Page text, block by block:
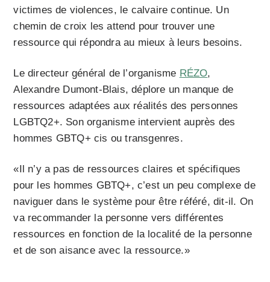
victimes de violences, le calvaire continue. Un
chemin de croix les attend pour trouver une
ressource qui répondra au mieux à leurs besoins.
Le directeur général de l’organisme RÉZO,
Alexandre Dumont-Blais, déplore un manque de
ressources adaptées aux réalités des personnes
LGBTQ2+. Son organisme intervient auprès des
hommes GBTQ+ cis ou transgenres.
«Il n’y a pas de ressources claires et spécifiques
pour les hommes GBTQ+, c’est un peu complexe de
naviguer dans le système pour être référé, dit-il. On
va recommander la personne vers différentes
ressources en fonction de la localité de la personne
et de son aisance avec la ressource.»